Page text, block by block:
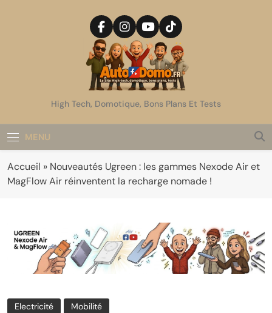
AutoDomo
High Tech, Domotique, Bons Plans Et Tests
MENU
Accueil » Nouveautés Ugreen : les gammes Nexode Air et
MagFlow Air réinventent la recharge nomade !
Electricité Mobilité